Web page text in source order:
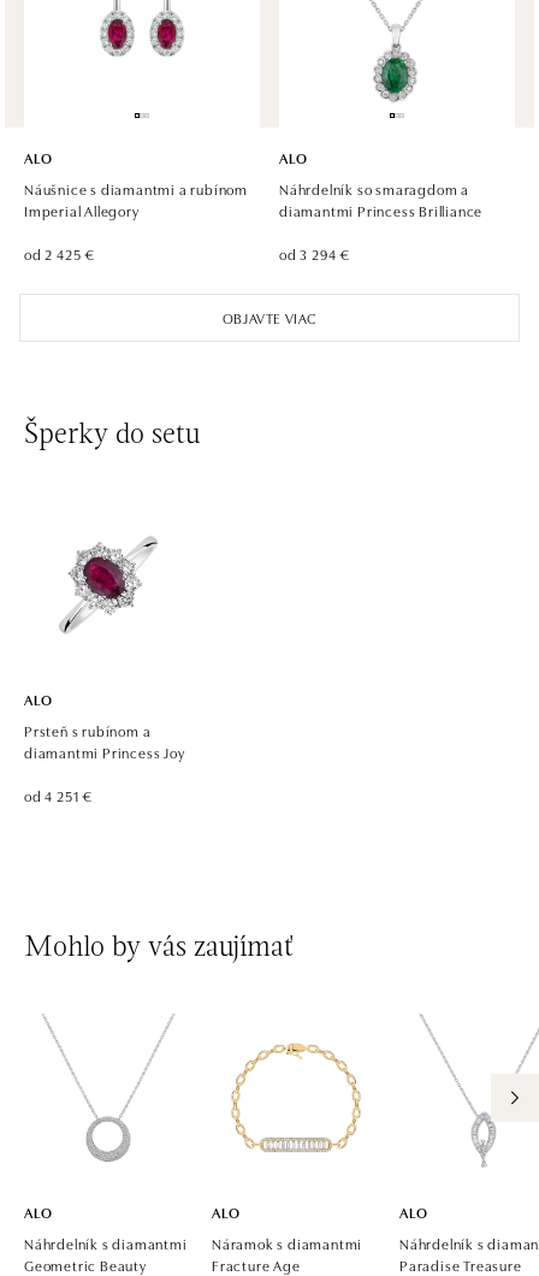
U Dálnice 777, 664 42 Modřice
tel.: +420 733 397 316, +420 605 231 821
dnes otvorené do 21:00
ALO diamonds OC Palladium, Praha 1
Náměstí Republiky 1, 110 00 Praha 1 - Nové Město
dnes otvorené do 21:00
Pařížská 1076/7, 110 00 Praha 1
Chlumecká 765/6, 198 19 Praha 9
ALO diamonds, Westfield, Praha 4 - Chodov
Roztylská 2321/19, 148 00 Praha 4 - Chodov
tel.: +420 773 585 559, +420 730 802 800
OBJAVTE VIAC
ALO
Náušnice s diamantmi a rubínom
Imperial Allegory
od 2 425 €
ALO
Náhrdelník so smaragdom a
diamantmi Princess Brilliance
od 3 294 €
Šperky do setu
ALO
Prsteň s rubínom a
diamantmi Princess Joy
od 4 251 €
Mohlo by vás zaujímať
ALO
Náhrdelník s diamantmi
Geometric Beauty
ALO
Náramok s diamantmi
Fracture Age
ALO
Náhrdelník s
Paradise Treasure